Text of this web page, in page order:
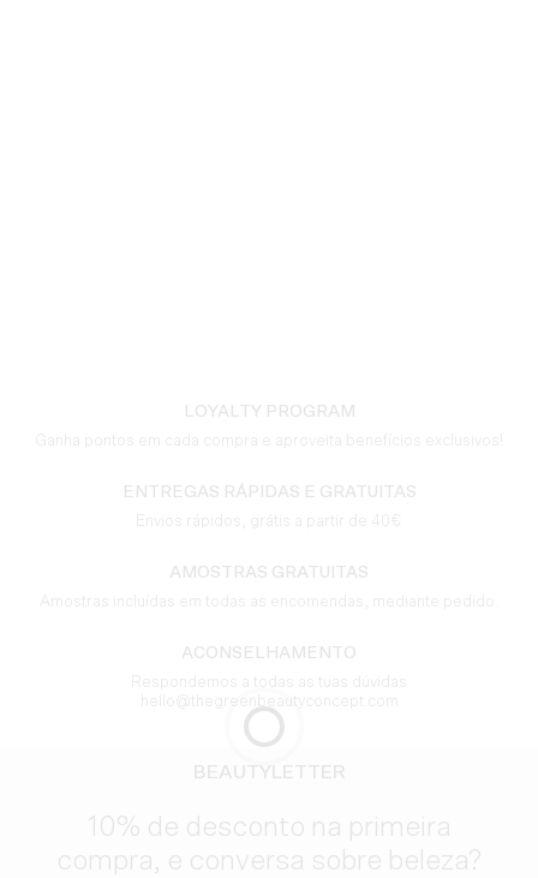
LOYALTY PROGRAM
Ganha pontos em cada compra e aproveita benefícios exclusivos!
ENTREGAS RÁPIDAS E GRATUITAS
Envios rápidos, grátis a partir de 40€
AMOSTRAS GRATUITAS
Amostras incluídas em todas as encomendas, mediante pedido.
ACONSELHAMENTO
Respondemos a todas as tuas dúvidas
hello@thegreenbeautyconcept.com
BEAUTYLETTER
10% de desconto na primeira
compra, e conversa sobre beleza?